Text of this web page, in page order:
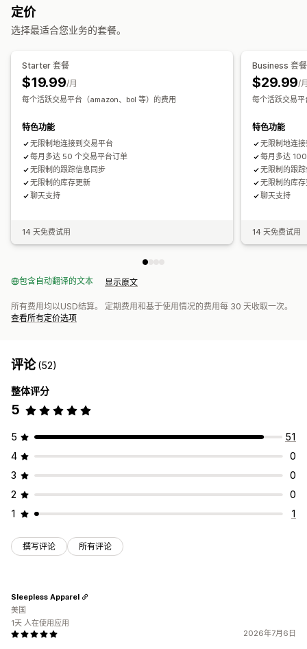
订单批准
定价
选择最适合您业务的套餐。
Starter 套餐
$19.99/月
每个活跃交易平台（amazon、bol 等）的费用
特色功能
无限制地连接到交易平台
每月多达 50 个交易平台订单
无限制的跟踪信息同步
无限制的库存更新
聊天支持
14 天免费试用
Business 套餐
$29.99/
每个活跃交易
特色功能
无限制地连
每月多达
无限制的跟
无限制的库
聊天支持
14 天免费试用
包含自动翻译的文本 显示原文
所有费用均以USD结算。 定期费用和基于使用情况的费用每 30 天收取一次。
查看所有定价选项
评论(52)
整体评分
5
5
51
4
0
3
0
2
0
1
1
撰写评论 所有评论
2026年7月6日
Sleepless Apparel
美国
1天 人在使用应用